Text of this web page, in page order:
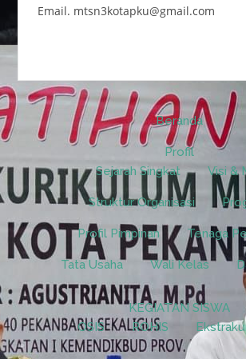
Email. mtsn3kotapku@gmail.com
Beranda
Profil
Sejarah Singkat
Visi &
Struktur Organisasi
Profil Pimpinan Tenaga
Tata Usaha Wali Kelas
KEGIATAN SISWA
OSIS
ROHIS